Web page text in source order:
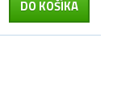
DO KOŠÍKA